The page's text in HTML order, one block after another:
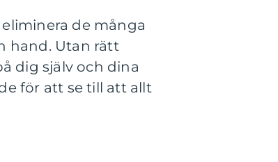
de många
hand. Utan rätt
dig själv och dina
för att se till att allt